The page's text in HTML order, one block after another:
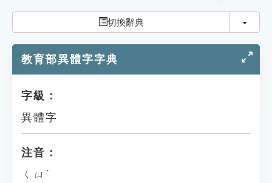
貓頭鷹博士
切換辭典 切換
教育部異體字字典
字級：
異體字
注音：
ㄑㄩˊ